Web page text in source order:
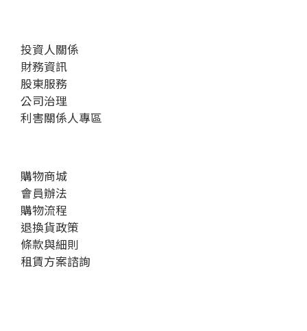
投資人關係
財務資訊
股東服務
公司治理
利害關係人專區
購物商城
會員辦法
購物流程
退換貨政策
條款與細則
租賃方案諮詢